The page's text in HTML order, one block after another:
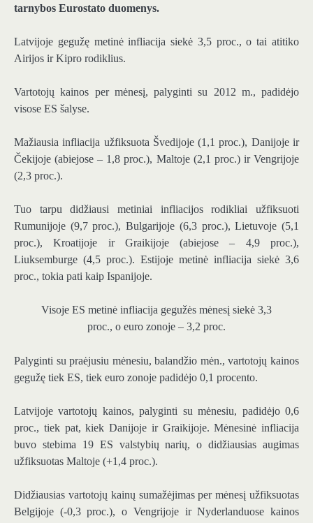
tarnybos Eurostato duomenys.
Latvijoje gegužę metinė infliacija siekė 3,5 proc., o tai atitiko
Airijos ir Kipro rodiklius.
Vartotojų kainos per mėnesį, palyginti su 2012 m., padidėjo
visose ES šalyse.
Mažiausia infliacija užfiksuota Švedijoje (1,1 proc.), Danijoje ir
Čekijoje (abiejose – 1,8 proc.), Maltoje (2,1 proc.) ir Vengrijoje
(2,3 proc.).
Tuo tarpu didžiausi metiniai infliacijos rodikliai užfiksuoti
Rumunijoje (9,7 proc.), Bulgarijoje (6,3 proc.), Lietuvoje (5,1
proc.), Kroatijoje ir Graikijoje (abiejose – 4,9 proc.),
Liuksemburge (4,5 proc.). Estijoje metinė infliacija siekė 3,6
proc., tokia pati kaip Ispanijoje.
Visoje ES metinė infliacija gegužės mėnesį siekė 3,3
proc., o euro zonoje – 3,2 proc.
Palyginti su praėjusiu mėnesiu, balandžio mėn., vartotojų kainos
gegužę tiek ES, tiek euro zonoje padidėjo 0,1 procento.
Latvijoje vartotojų kainos, palyginti su mėnesiu, padidėjo 0,6
proc., tiek pat, kiek Danijoje ir Graikijoje. Mėnesinė infliacija
buvo stebima 19 ES valstybių narių, o didžiausias augimas
užfiksuotas Maltoje (+1,4 proc.).
Didžiausias vartotojų kainų sumažėjimas per mėnesį užfiksuotas
Belgijoje (-0,3 proc.), o Vengrijoje ir Nyderlanduose kainos